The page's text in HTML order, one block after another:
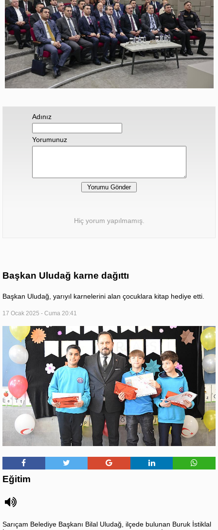
Adınız
Yorumunuz
Hiç yorum yapılmamış.
Başkan Uludağ karne dağıttı
Başkan Uludağ, yarıyıl karnelerini alan çocuklara kitap hediye etti.
17 Ocak 2025 - Cuma 20:41
Eğitim
Sarıçam Belediye Başkanı Bilal Uludağ, ilçede bulunan Buruk İstiklal